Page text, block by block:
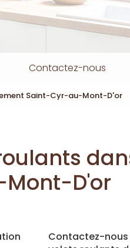
Contactez-nous
Saint-Cyr-au-Mont-D'or
D'or
Contactez-nous